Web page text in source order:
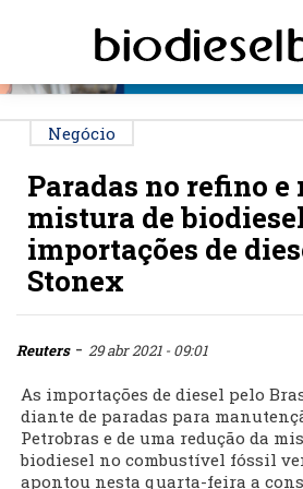
Negócio
Paradas no refino e
mistura de
importações de
Stonex
Reuters- 29 abr 2021 - 09:01
As importações de diesel pelo
diante de paradas para
Petrobras e de uma redução da
biodiesel no combustível fóssil
apontou nesta quarta-feira a